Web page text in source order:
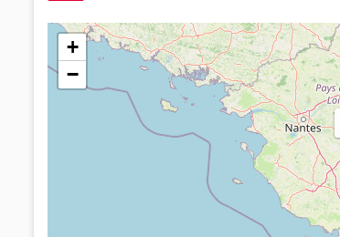
+
−